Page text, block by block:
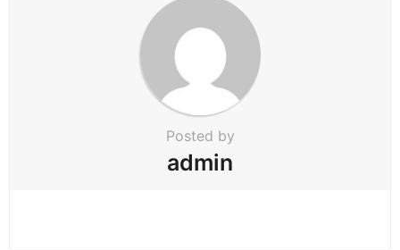
Posted by
admin